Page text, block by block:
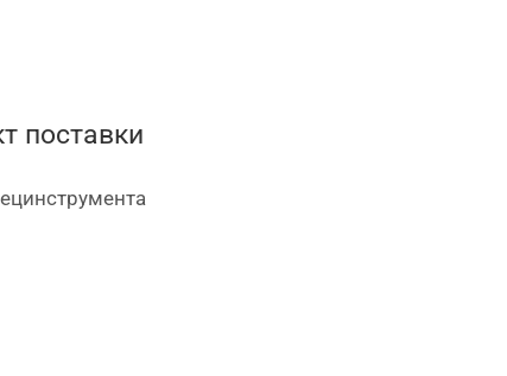
мм, 60х50х24 мм, 65х35х24 мм, 70х35х24 мм
поставки